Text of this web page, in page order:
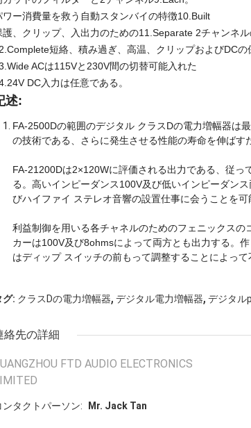
ワー消費量を救う自動スタンバイの特徴10.Built
護、クリップ、入出力のための11.Separate 2チャンネ
短絡、積み過ぎ、高温、クリップおよびDCの
ACは115Vと230V間の切替可能入れた
DC入力は任意である。
述:
FA-2500Dの範囲のデジタル クラスDの電力増幅器は
の技術である、さらに発生させる性能の寿命を伸ばす
FA-21200Dは2×120Wに評価される出力である、従
る。高いインピーダンス100V及び低いインピーダン
びハイファイ ステレオ音響の設置仕事に会うことを可
利益制御を用いる各チャネルのためのフェニックス
カーは100V及び8ohmsによって両方とも出力する。
はディップ スイッチの前もって調整することによって
グ: クラスDの電力増幅器, デジタル電力増幅器, デジタル
絡先の詳細
FTD AUDIO ELECTRONICS
ンタクトパーソン: Mr. Jack Tan